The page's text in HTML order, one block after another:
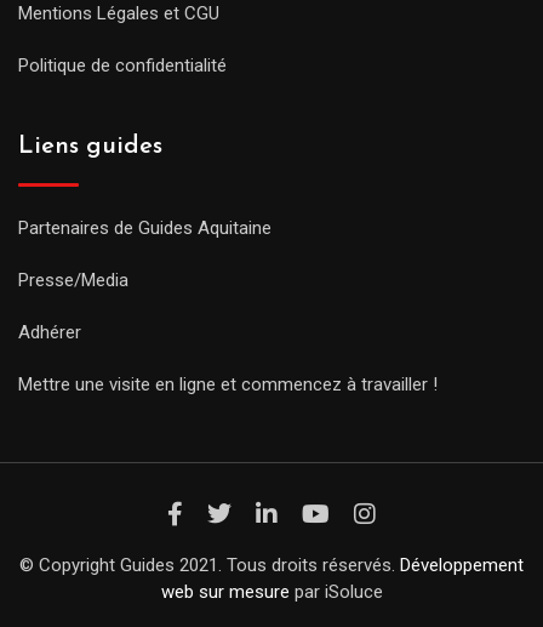
Mentions Légales et CGU
Politique de confidentialité
Liens guides
Partenaires de Guides Aquitaine
Presse/Media
Adhérer
Mettre une visite en ligne et commencez à travailler !
© Copyright Guides 2021. Tous droits réservés. Développement
web sur mesure par iSoluce